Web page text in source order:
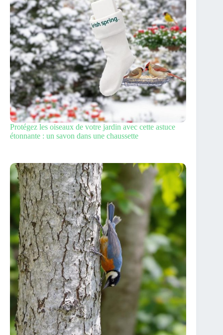
Protégez les oiseaux de votre jardin avec cette astuce
étonnante : un savon dans une chaussette